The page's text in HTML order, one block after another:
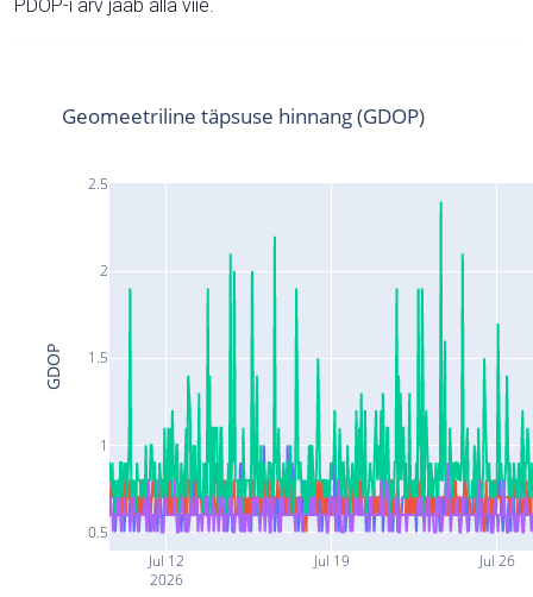
PDOP-i arv jääb alla viie.
Jul 12
2026
Jul 19 Jul 26
0.5
1
1.5
2
2.5
Geomeetriline täpsuse hinnang (GDOP)
GDOP